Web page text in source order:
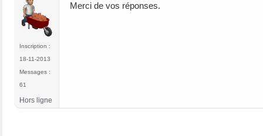
Inscription :
18-11-2013
Messages :
61
Merci de vos réponses.
Hors ligne